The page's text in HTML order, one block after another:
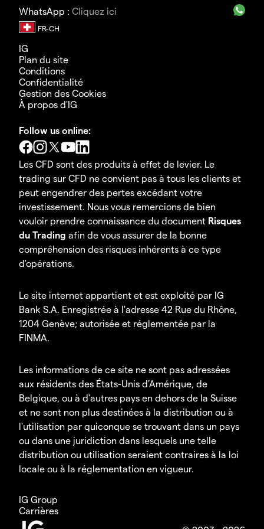
WhatsApp : Cliquez ici
IG
Plan du site
Conditions
Confidentialité
Gestion des Cookies
À propos d'IG
Follow us online:
Les CFD sont des produits à effet de levier. Le
trading sur CFD ne convient pas à tous les clients et
peut engendrer des pertes excédant votre
investissement. Nous vous remercions de bien
vouloir prendre connaissance du document Risques
du Trading afin de vous assurer de la bonne
compréhension des risques inhérents à ce type
d'opérations.
Le site internet appartient et est exploité par IG
Bank S.A. Enregistrée à l'adresse 42 Rue du Rhône,
1204 Genève; autorisée et réglementée par la
FINMA.
Les informations de ce site ne sont pas adressées
aux résidents des États-Unis d'Amérique, de
Belgique, ou à d'autres pays en dehors de la Suisse
et ne sont non plus destinées à la distribution ou à
l'utilisation par quiconque se trouvant dans un pays
ou dans une juridiction dans lesquels une telle
distribution ou utilisation seraient contraires à la loi
locale ou à la réglementation en vigueur.
IG Group
Carrières